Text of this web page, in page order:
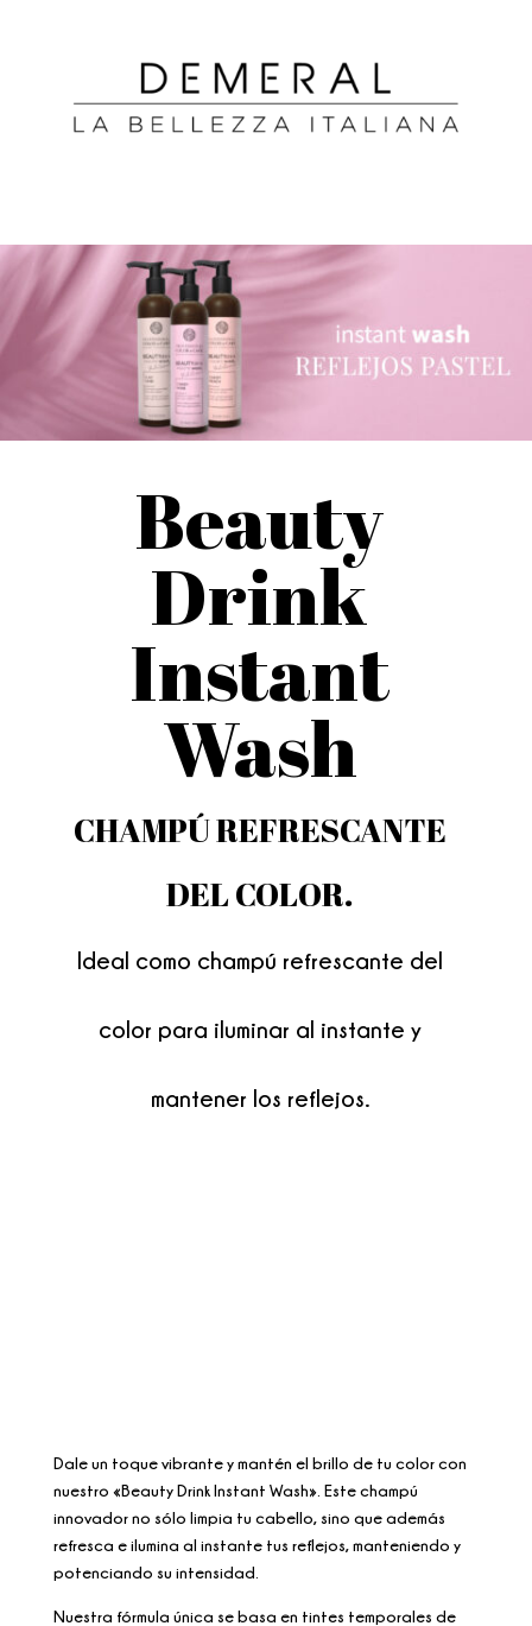
Beauty
Drink
Instant
Wash
CHAMPÚ REFRESCANTE
DEL COLOR.
Ideal como champú refrescante del
color para iluminar al instante y
mantener los reflejos.
Dale un toque vibrante y mantén el brillo de tu color con
nuestro «Beauty Drink Instant Wash». Este champú
innovador no sólo limpia tu cabello, sino que además
refresca e ilumina al instante tus reflejos, manteniendo y
potenciando su intensidad.
Nuestra fórmula única se basa en tintes temporales de